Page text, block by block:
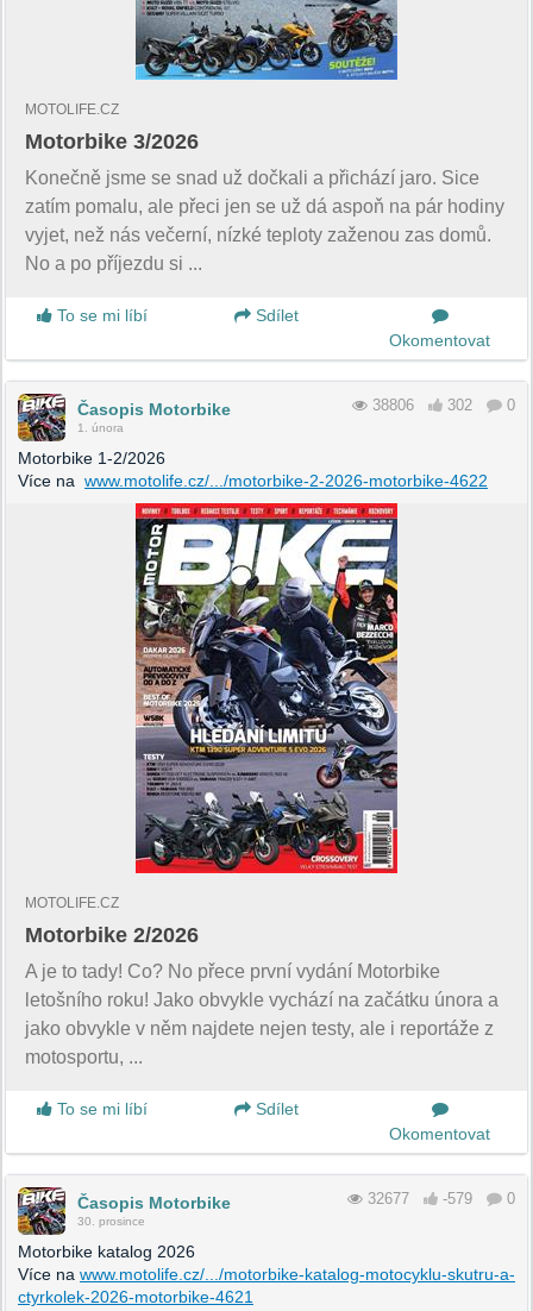
MOTOLIFE.CZ
Motorbike 3/2026
Konečně jsme se snad už dočkali a přichází jaro. Sice
zatím pomalu, ale přeci jen se už dá aspoň na pár hodiny
vyjet, než nás večerní, nízké teploty zaženou zas domů.
No a po příjezdu si ...
To se mi líbí
Sdílet
Okomentovat
Časopis Motorbike
1. února
38806 302 0
Motorbike 1-2/2026
Více na www.motolife.cz/.../motorbike-2-2026-motorbike-4622
MOTOLIFE.CZ
Motorbike 2/2026
A je to tady! Co? No přece první vydání Motorbike
letošního roku! Jako obvykle vychází na začátku února a
jako obvykle v něm najdete nejen testy, ale i reportáže z
motosportu, ...
To se mi líbí
Sdílet
Okomentovat
Časopis Motorbike
30. prosince
32677 -579 0
Motorbike katalog 2026
Více na www.motolife.cz/.../motorbike-katalog-motocyklu-skutru-a-
ctyrkolek-2026-motorbike-4621